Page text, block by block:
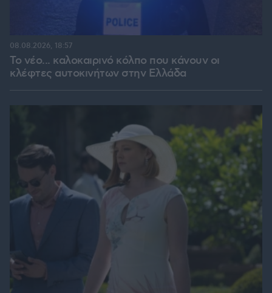
Το νέο... καλοκαιρινό κόλπο που κάνουν οι
κλέφτες αυτοκινήτων στην Ελλάδα
08.08.2026, 18:57